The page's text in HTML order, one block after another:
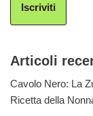
Iscriviti
Articoli
Cavolo Nero: La
Ricetta della